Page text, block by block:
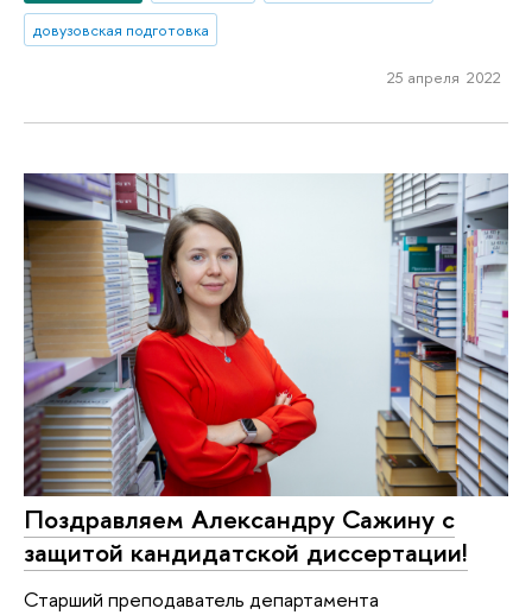
довузовская подготовка
25 апреля 2022
Поздравляем Александру Сажину с
защитой кандидатской диссертации!
Старший преподаватель департамента